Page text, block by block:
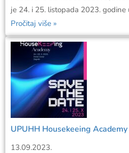
je 24. i 25. listopada 2023. godine
Pročitaj više »
UPUHH Housekeeing
13.09.2023.